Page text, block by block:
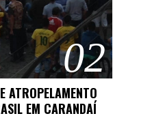
02
ATROPELAMENTO
EM CARANDAÍ